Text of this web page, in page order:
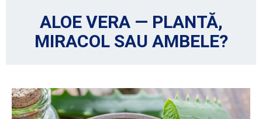
ALOE VERA — PLANTĂ,
MIRACOL SAU AMBELE?